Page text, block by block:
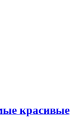
красивые